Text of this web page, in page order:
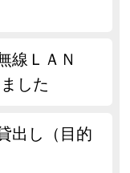
線ＬＡＮ
した
出し（目的